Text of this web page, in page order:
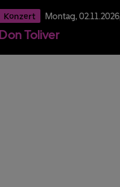
Konzert Montag,02.11.
Don Toliver